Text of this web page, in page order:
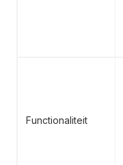
Functionaliteit